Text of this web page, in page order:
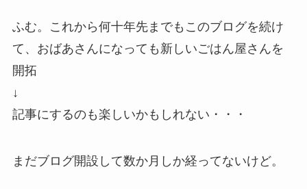
ふむ。これから何十年先までもこのブログを続け
て、おばあさんになっても新しいごはん屋さんを
開拓
↓
記事にするのも楽しいかもしれない・・・
まだブログ開設して数か月しか経ってないけど。